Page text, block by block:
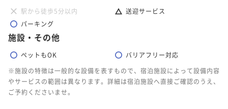
駅から徒歩5分以内
送迎サービス
パーキング
施設・その他
ペットもOK
バリアフリー対応
※施設の特徴は一般的な設備を表すもので、宿泊施設によって設備内容
やサービスの範囲は異なります。詳細は宿泊施設へ直接ご確認のうえ、
ご予約くださいませ。